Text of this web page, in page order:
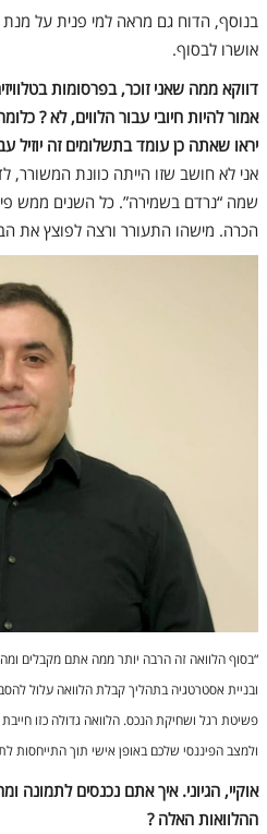
בנוסף, הדוח גם מראה למי פנית על מנת
אושרו לבסוף.
דווקא ממה שאני זוכר, בפרסומות
אמור להיות חיובי עבור הלווים, לא ?
יראו שאתה כן עומד בתשלומים זה יוזיל
אני לא חושב שזו הייתה כוונת המשורר,
שמה “נרדם בשמירה”. כל השנים ממש
הכרה. מישהו התעורר ורצה לפוצץ את
“בסוף הלוואה זה הרבה יותר ממה אתם מקבלים
ובניית אסטרטגיה בתהליך קבלת הלוואה עלול
פשיטת רגל ושחיקת הנכס. הלוואה גדולה כזו
ולמצב הפיננסי שלכם באופן אישי תוך התייחסות
אוקיי, הגיוני. איך אתם נכנסים לתמונה
ההלוואות האלה ?